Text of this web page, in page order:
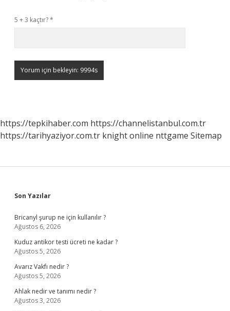
5 + 3 kaçtır?*
https://tepkihaber.com https://channelistanbul.com.tr
https://tarihyaziyor.com.tr knight online nttgame Sitemap
Sidebar
Son Yazılar
Bricanyl şurup ne için kullanılır ?
Ağustos 6, 2026
Kuduz antikor testi ücreti ne kadar ?
Ağustos 5, 2026
Avarız Vakfı nedir ?
Ağustos 5, 2026
Ahlak nedir ve tanımı nedir ?
Ağustos 3, 2026